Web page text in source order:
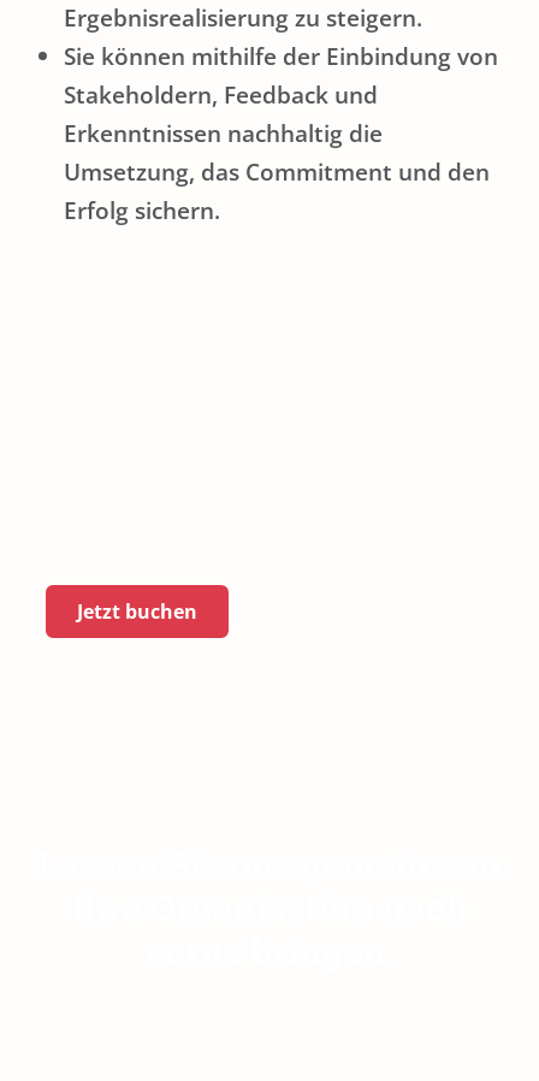
Ergebnisrealisierung zu steigern.
Sie können mithilfe der Einbindung von
Stakeholdern, Feedback und
Erkenntnissen nachhaltig die
Umsetzung, das Commitment und den
Erfolg sichern.
Jetzt buchen